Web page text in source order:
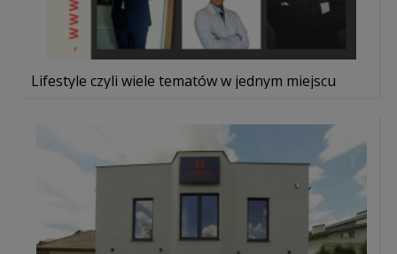
Lifestyle czyli wiele tematów w jednym miejscu